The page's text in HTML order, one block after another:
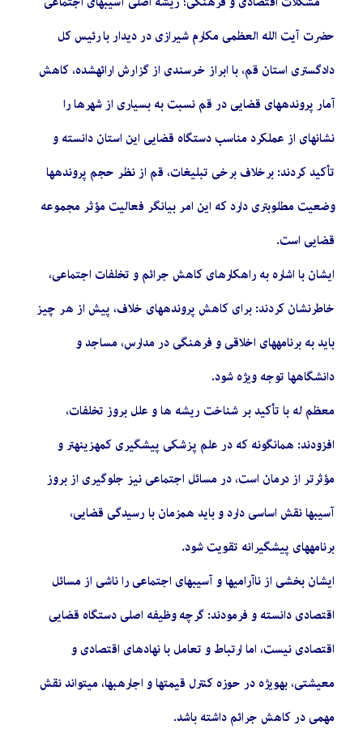
حضرت آیت الله العظمی مکارم شیرازی در دیدار با رئیس کل
دادگستری استان قم، با ابراز خرسندی از گزارش ارائهشده، کاهش
آمار پروندههای قضایی در قم نسبت به بسیاری از شهرها را
نشانهای از عملکرد مناسب دستگاه قضایی این استان دانسته و
تأکید کردند: برخلاف برخی تبلیغات، قم از نظر حجم پروندهها
وضعیت مطلوبتری دارد که این امر بیانگر فعالیت مؤثر مجموعه
قضایی است.
ایشان با اشاره به راهکارهای کاهش جرائم و تخلفات اجتماعی،
خاطرنشان کردند: برای کاهش پروندههای خلاف، پیش از هر چیز
باید به برنامههای اخلاقی و فرهنگی در مدارس، مساجد و
دانشگاهها توجه ویژه شود.
معظم له با تأکید بر شناخت ریشه ها و علل بروز تخلفات،
افزودند: همانگونه که در علم پزشکی پیشگیری کمهزینهتر و
مؤثرتر از درمان است، در مسائل اجتماعی نیز جلوگیری از بروز
آسیبها نقش اساسی دارد و باید همزمان با رسیدگی قضایی،
برنامههای پیشگیرانه تقویت شود.
ایشان بخشی از ناآرامیها و آسیبهای اجتماعی را ناشی از مسائل
اقتصادی دانسته و فرمودند: گرچه وظیفه اصلی دستگاه قضایی
اقتصادی نیست، اما ارتباط و تعامل با نهادهای اقتصادی و
معیشتی، بهویژه در حوزه کنترل قیمتها و اجارهبها، میتواند نقش
مهمی در کاهش جرائم داشته باشد.